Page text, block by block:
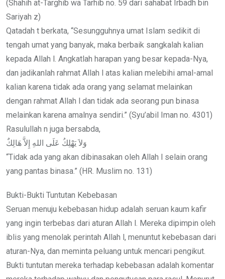
(Shahih at-Targhib wa Tarhib no. 59 dari sahabat Irbadh bin
Sariyah z)
Qatadah t berkata, “Sesungguhnya umat Islam sedikit di
tengah umat yang banyak, maka berbaik sangkalah kalian
kepada Allah l. Angkatlah harapan yang besar kepada-Nya,
dan jadikanlah rahmat Allah l atas kalian melebihi amal-amal
kalian karena tidak ada orang yang selamat melainkan
dengan rahmat Allah l dan tidak ada seorang pun binasa
melainkan karena amalnya sendiri.” (Syu’abil Iman no. 4301)
Rasulullah n juga bersabda,
وَلاَ يَهْلِكُ عَلَى اللهِ إِلاَّ هَالِكٌ
“Tidak ada yang akan dibinasakan oleh Allah l selain orang
yang pantas binasa.” (HR. Muslim no. 131)
Bukti-Bukti Tuntutan Kebebasan
Seruan menuju kebebasan hidup adalah seruan kaum kafir
yang ingin terbebas dari aturan Allah l. Mereka dipimpin oleh
iblis yang menolak perintah Allah l, menuntut kebebasan dari
aturan-Nya, dan meminta peluang untuk mencari pengikut.
Bukti tuntutan mereka terhadap kebebasan adalah komentar